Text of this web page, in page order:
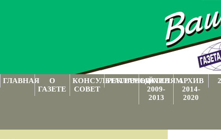
ГЛАВНАЯ
О
ГАЗЕТЕ
КОНСУЛЬТАТИВНЫЙ
СОВЕТ
РЕКЛАМОДАТЕЛЯМ
АРХИВ
2009-
2013
АРХИВ
2014-
2020